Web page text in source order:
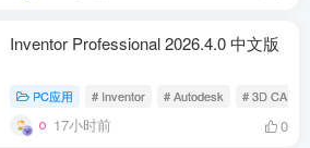
Inventor Professional 2026.4.0 中文版
PC应用 # Inventor # Autodesk # 3D CAD
17小时前 0